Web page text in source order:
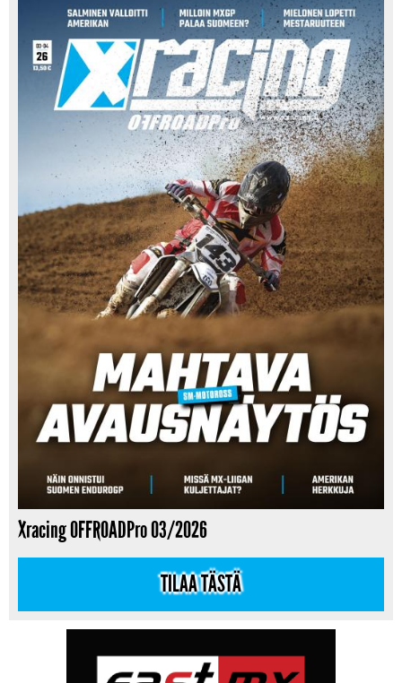
Xracing OFFROADPro 03/2026
TILAA TÄSTÄ